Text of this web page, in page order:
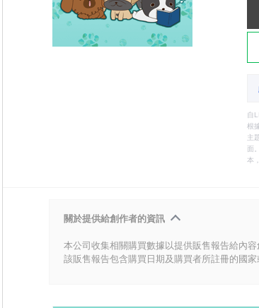
自
根
主
面
本
關於提供給創作者的資訊
本公司收集相關購買數據以提供販售報告給內容
該販售報告包含購買日期及購買者所註冊的國